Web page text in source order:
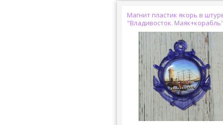
Магнит пластик якорь в
"Владивосток.